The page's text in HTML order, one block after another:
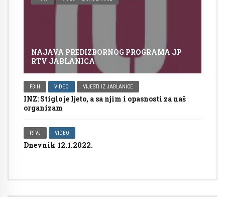
NAJAVA PREDIZBORNOG PROGRAMA JP
RTV JABLANICA
FBIH VIDEO VIJESTI IZ JABLANICE
INZ: Stiglo je ljeto, a sa njim i opasnosti za naš
organizam
RTVJ VIDEO
Dnevnik 12.1.2022.